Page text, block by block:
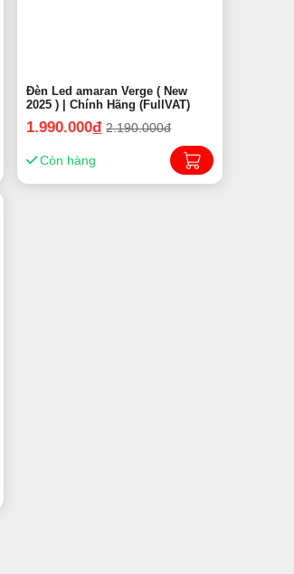
Đèn Led amaran Verge ( New
2025 ) | Chính Hãng (FullVAT)
1.990.000đ 2.190.000đ
Còn hàng